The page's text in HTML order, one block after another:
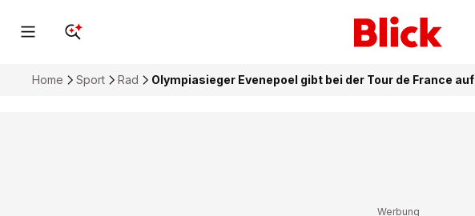
Home Sport Rad Olympiasieger Evenepoel gibt bei der Tour de France auf